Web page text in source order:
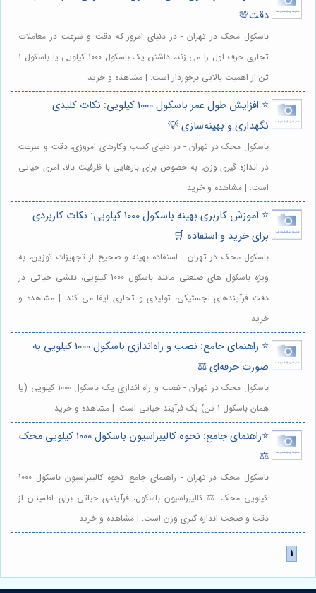
دقت💯
باسکول محک در تهران - در دنیای امروز که دقت و سرعت در معاملات
تجاری حرف اول را می زند، داشتن یک باسکول 1000 کیلویی یا باسکول 1
تن از اهمیت بالایی برخوردار است. | مشاهده و خرید
⭐️ افزایش طول عمر باسکول 1000 کیلویی: نکات کلیدی
نگهداری و بهینه‌سازی 💡
باسکول محک در تهران - در دنیای کسب وکارهای امروزی، دقت و سرعت
در اندازه گیری وزن، به خصوص برای بارهایی با ظرفیت بالا، امری حیاتی
است. | مشاهده و خرید
⭐️ آموزش کاربری بهینه باسکول 1000 کیلویی: نکات کاربردی
برای خرید و استفاده 🛒
باسکول محک در تهران - استفاده بهینه و صحیح از تجهیزات توزین، به
ویژه باسکول های صنعتی مانند باسکول 1000 کیلویی، نقشی حیاتی در
دقت فرآیندهای لجستیکی، تولیدی و تجاری ایفا می کند. | مشاهده و
خرید
⭐️ راهنمای جامع: نصب و راه‌اندازی باسکول 1000 کیلویی به
صورت حرفه‌ای ⚖️
باسکول محک در تهران - نصب و راه اندازی یک باسکول 1000 کیلویی (یا
همان باسکول 1 تن) یک فرآیند حیاتی است. | مشاهده و خرید
⭐️راهنمای جامع: نحوه کالیبراسیون باسکول 1000 کیلویی محک
⚖️
باسکول محک در تهران - راهنمای جامع: نحوه کالیبراسیون باسکول 1000
کیلویی محک ⚖️ کالیبراسیون باسکول، فرآیندی حیاتی برای اطمینان از
دقت و صحت اندازه گیری وزن است. | مشاهده و خرید